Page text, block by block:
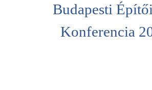
Budapesti
Konferencia